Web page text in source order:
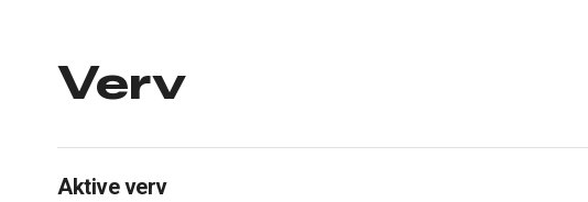
Verv
Aktive verv